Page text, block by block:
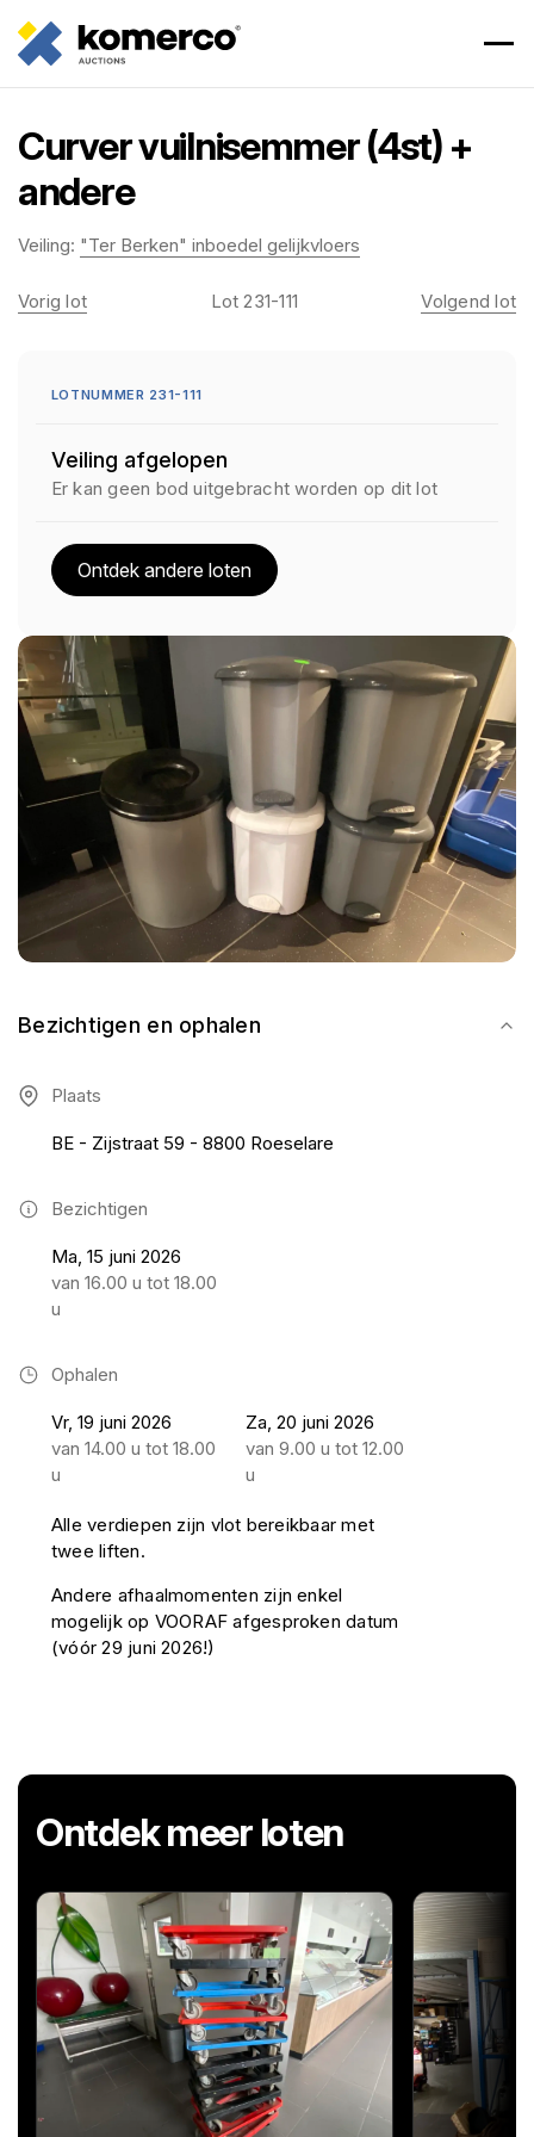
Curver vuilnisemmer (4st) +
andere
Veiling: "Ter Berken" inboedel gelijkvloers
Bezichtigen en ophalen
Plaats
BE - Zijstraat 59 - 8800 Roeselare
Bezichtigen
Ma, 15 juni 2026
van 16.00 u tot 18.00
u
Ophalen
Vr, 19 juni 2026
van 14.00 u tot 18.00
u
Za, 20 juni 2026
van 9.00 u tot 12.00
u
Alle verdiepen zijn vlot bereikbaar met
twee liften.
Andere afhaalmomenten zijn enkel
mogelijk op VOORAF afgesproken datum
(vóór 29 juni 2026!)
Vorig lot Lot 231-111 Volgend lot
LOTNUMMER 231-111
Veiling afgelopen
Er kan geen bod uitgebracht worden op dit lot
Ontdek andere loten
Ontdek meer loten